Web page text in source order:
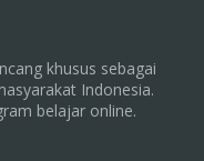
khusus sebagai
Indonesia.
belajar online.